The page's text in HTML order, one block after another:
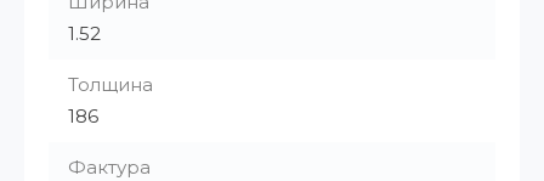
1.52
Толщина
186
Фактура